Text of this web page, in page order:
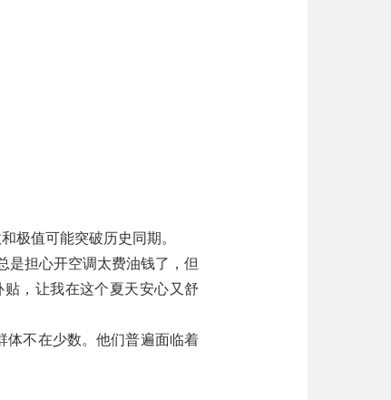
值可能突破历史同期。
担心开空调太费油钱了，但
，让我在这个夏天安心又舒
不在少数。他们普遍面临着